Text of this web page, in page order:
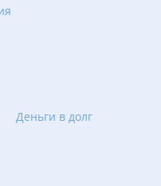
Деньги в долг